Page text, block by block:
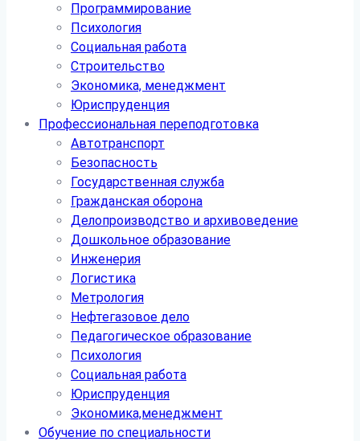
Программирование
Психология
Социальная работа
Строительство
Экономика, менеджмент
Юриспруденция
Профессиональная переподготовка
Автотранспорт
Безопасность
Государственная служба
Гражданская оборона
Делопроизводство и архивоведение
Дошкольное образование
Инженерия
Логистика
Метрология
Нефтегазовое дело
Педагогическое образование
Психология
Социальная работа
Юриспруденция
Экономика,менеджмент
Обучение по специальности